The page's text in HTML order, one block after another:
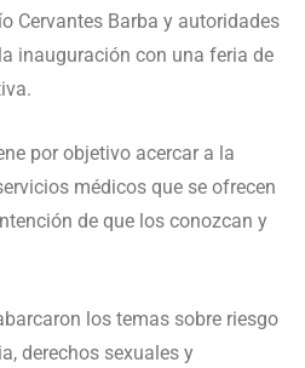
Cervantes Barba y autoridades
inauguración con una feria de
por objetivo acercar a la
médicos que se ofrecen
de que los conozcan y
los temas sobre riesgo
derechos sexuales y